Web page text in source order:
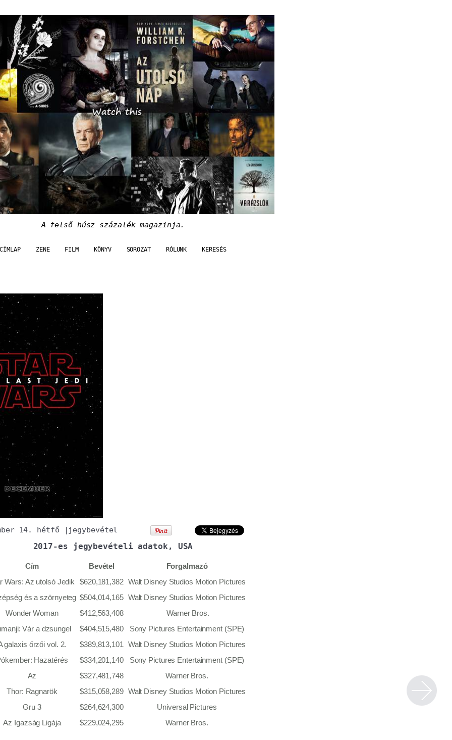
A felső húsz százalék magazinja.
CÍMLAP ZENE FILM KÖNYV SOROZAT RÓLUNK KERESÉS
14. hétfő | jegybevétel
2017-es jegybevételi adatok, USA
Cím Bevétel
Forgalmazó
Wars: Az utolsó Jedik
$620,181,382 Walt Disney Studios Motion Pictures
és a szörnyeteg $504,014,165 Walt Disney Studios Motion Pictures
Wonder Woman
$412,563,408
Warner Bros.
Vár a dzsungel
$404,515,480
Sony Pictures Entertainment (SPE)
galaxis őrzői vol. 2.
$389,813,101
Walt Disney Studios Motion Pictures
Hazatérés
$334,201,140
Sony Pictures Entertainment (SPE)
Az
$327,481,748
Warner Bros.
Thor: Ragnarök
$315,058,289 Walt Disney Studios Motion Pictures
Gru 3
$264,624,300
Universal Pictures
Az Igazság Ligája
$229,024,295 Warner Bros.